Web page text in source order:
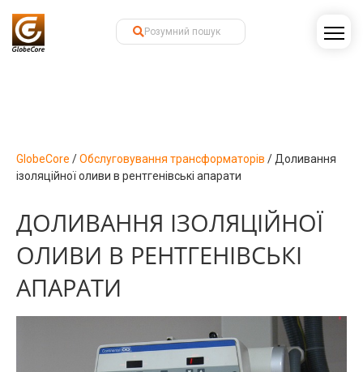
GlobeCore /Обслуговування трансформаторів / Доливання
ізоляційної оливи в рентгенівські апарати
ДОЛИВАННЯ ІЗОЛЯЦІЙНОЇ
ОЛИВИ В РЕНТГЕНІВСЬКІ
АПАРАТИ